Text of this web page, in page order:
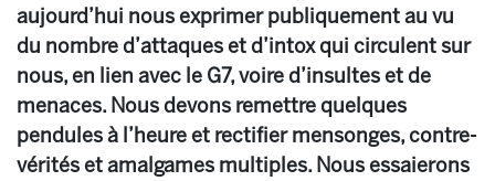
aujourd’hui nous exprimer publiquement au vu
du nombre d’attaques et d’intox qui circulent sur
nous, en lien avec le G7, voire d’insultes et de
menaces. Nous devons remettre quelques
pendules à l’heure et rectifier mensonges, contre-
vérités et amalgames multiples. Nous essaierons